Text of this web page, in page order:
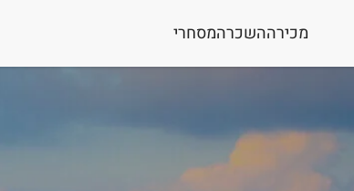
מכירההשכרהמסחרי